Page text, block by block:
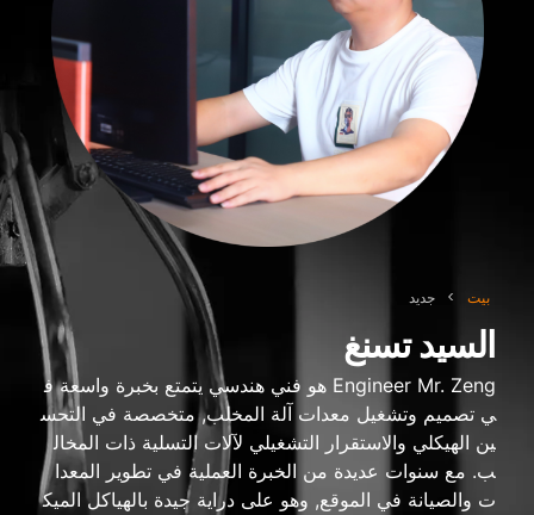
بيت > جديد
السيد تسنغ
Engineer Mr . Zeng هو فني هندسي يتمتع بخبرة واسعة ف
ي تصميم وتشغيل معدات آلة المخلب, متخصصة في التحس
ين الهيكلي والاستقرار التشغيلي لآلات التسلية ذات المخال
ب. مع سنوات عديدة من الخبرة العملية في تطوير المعدا
ت والصيانة في الموقع, وهو على دراية جيدة بالهياكل الميك